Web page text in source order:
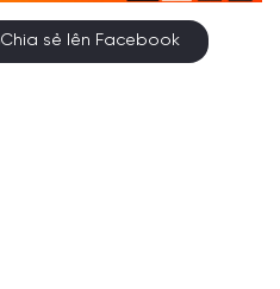
Chia sẻ lên Facebook